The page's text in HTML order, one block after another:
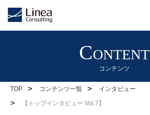
Content
コンテンツ
TOP > コンテンツ一覧 > インタビュー
> 【トップインタビュー Vol.7】